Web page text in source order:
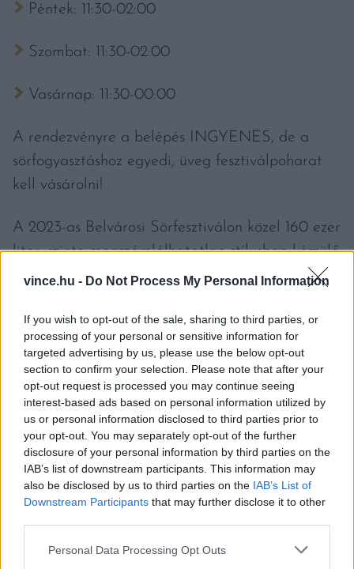
vince.hu - Do Not Process My Personal Information
If you wish to opt-out of the sale, sharing to third parties, or
processing of your personal or sensitive information for
targeted advertising by us, please use the below opt-out
section to confirm your selection. Please note that after your
opt-out request is processed you may continue seeing
interest-based ads based on personal information utilized by
us or personal information disclosed to third parties prior to
your opt-out. You may separately opt-out of the further
disclosure of your personal information by third parties on the
IAB’s list of downstream participants. This information may
also be disclosed by us to third parties on the IAB’s List of
Downstream Participants that may further disclose it to other
Please note that this website/app uses one or more Google
Personal Data Processing Opt Outs
Péntek: 11:30-02:00
Szombat: 11:30-02:00
Vasárnap: 11:30-00:00
A rendezvényre a belépés INGYENES, de a
sörfogyasztáshoz egyedi, üveg fesztiválpoharat
kell vásárolni!
A 2023-as Belvárosi Sörfesztiválon közel 160 ezer
liter, szinte megszámlálhatatlan stílusban készülő
sör fogyott. Az idei, szeptemberi rendezvényen
mellett lesz egy olyan is, amelynek a rendezvény
követői szavazhatták meg a típusát. A
rendezvény hivatalos itala, a Festival Hippie
ebben az évben egy könnyed, német, amerikai és
ausztrál komlókkal készült hazyIPAlesz. A
termék először a rendezvény első napján lesz
kóstolható a budapesti Szabadság-téren.